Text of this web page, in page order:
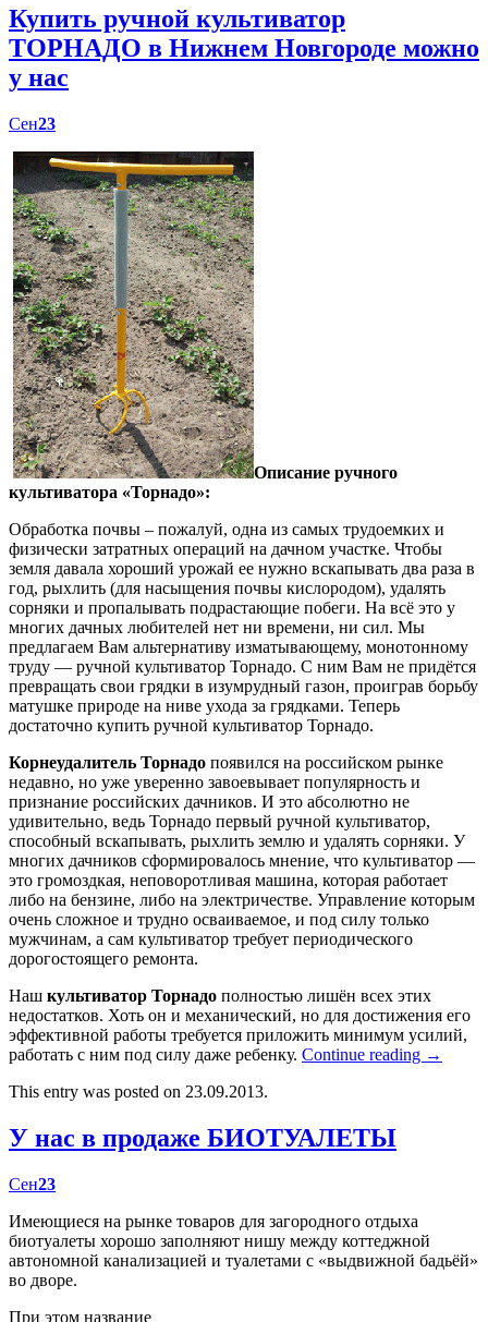
Купить ручной культиватор
ТОРНАДО в Нижнем Новгороде можно
у нас
Сен23
Описание ручного
культиватора «Торнадо»:
Обработка почвы – пожалуй, одна из самых трудоемких и
физически затратных операций на дачном участке. Чтобы
земля давала хороший урожай ее нужно вскапывать два раза в
год, рыхлить (для насыщения почвы кислородом), удалять
сорняки и пропалывать подрастающие побеги. На всё это у
многих дачных любителей нет ни времени, ни сил. Мы
предлагаем Вам альтернативу изматывающему, монотонному
труду — ручной культиватор Торнадо. С ним Вам не придётся
превращать свои грядки в изумрудный газон, проиграв борьбу
матушке природе на ниве ухода за грядками. Теперь
достаточно купить ручной культиватор Торнадо.
Корнеудалитель Торнадо появился на российском рынке
недавно, но уже уверенно завоевывает популярность и
признание российских дачников. И это абсолютно не
удивительно, ведь Торнадо первый ручной культиватор,
способный вскапывать, рыхлить землю и удалять сорняки. У
многих дачников сформировалось мнение, что культиватор —
это громоздкая, неповоротливая машина, которая работает
либо на бензине, либо на электричестве. Управление которым
очень сложное и трудно осваиваемое, и под силу только
мужчинам, а сам культиватор требует периодического
дорогостоящего ремонта.
Наш культиватор Торнадо полностью лишён всех этих
недостатков. Хоть он и механический, но для достижения его
эффективной работы требуется приложить минимум усилий,
работать с ним под силу даже ребенку. Continue reading →
This entry was posted on 23.09.2013.
У нас в продаже БИОТУАЛЕТЫ
Сен23
Имеющиеся на рынке товаров для загородного отдыха
биотуалеты хорошо заполняют нишу между коттеджной
автономной канализацией и туалетами с «выдвижной бадьёй»
во дворе.
При этом название